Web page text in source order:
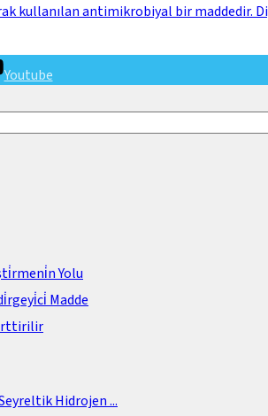
kullanılan antimikrobiyal bir
Youtube
Yolu
Madde
Hidrojen...